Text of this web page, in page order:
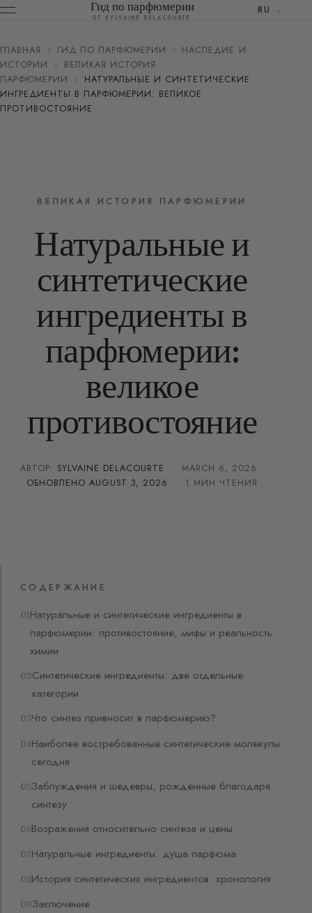
Гид по парфюмерии
ОТ SYLVAINE DELACOURTE
RU
ГЛАВНАЯ › ГИД ПО ПАРФЮМЕРИИ › НАСЛЕДИЕ И
ИСТОРИИ
›
ВЕЛИКАЯ ИСТОРИЯ
ПАРФЮМЕРИИ
›
НАТУРАЛЬНЫЕ И СИНТЕТИЧЕСКИЕ
ИНГРЕДИЕНТЫ В ПАРФЮМЕРИИ: ВЕЛИКОЕ
ПРОТИВОСТОЯНИЕ
ВЕЛИКАЯ ИСТОРИЯ ПАРФЮМЕРИИ
Натуральные и
синтетические
ингредиенты в
парфюмерии:
великое
противостояние
АВТОР: SYLVAINE DELACOURTE ·MARCH 6, 2026 ·
ОБНОВЛЕНО AUGUST 3, 2026 · 1 МИН ЧТЕНИЯ
СОДЕРЖАНИЕ
Натуральные и синтетические ингредиенты в
парфюмерии: противостояние, мифы и реальность
химии
Синтетические ингредиенты: две отдельные
категории
Что синтез привносит в парфюмерию?
Наиболее востребованные синтетические молекулы
сегодня
Заблуждения и шедевры, рождённые благодаря
синтезу
Возражения относительно синтеза и цены
Натуральные ингредиенты: душа парфюма
История синтетических ингредиентов: хронология
Заключение